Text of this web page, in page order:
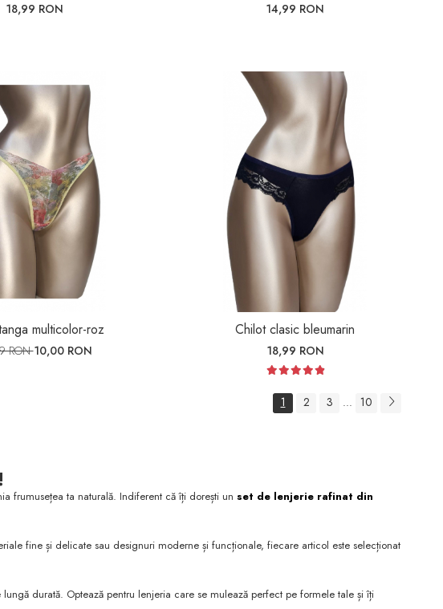
18,99 RON 14,99 RON
multicolor-roz
RON10,00 RON
Chilot clasic bleumarin
18,99 RON
1 2 3 ... 10
frumusețea ta naturală. Indiferent că îți dorești un set de lenjerie rafinat din
fine și delicate sau designuri moderne și funcționale, fiecare articol este selecționat
durată. Optează pentru lenjeria care se mulează perfect pe formele tale și îți